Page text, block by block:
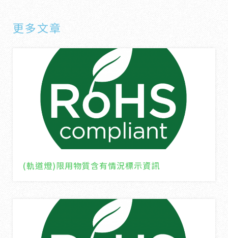
更多文章
(軌道燈)限用物質含有情況標示資訊